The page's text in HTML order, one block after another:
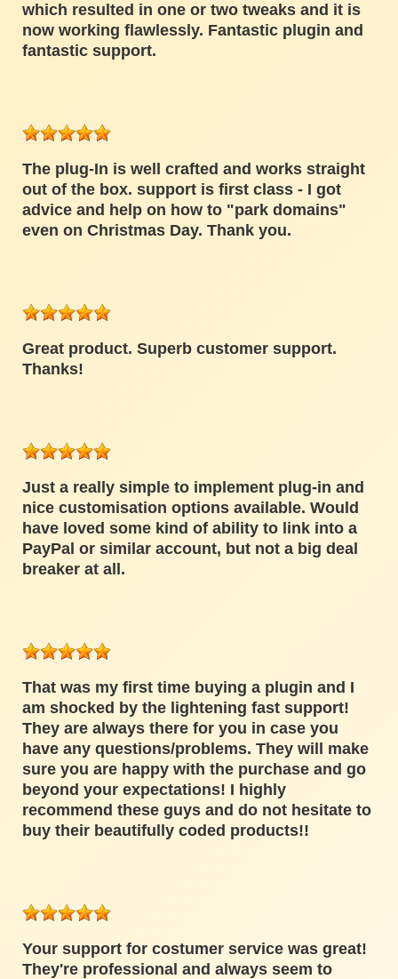
which resulted in one or two tweaks and it is
now working flawlessly. Fantastic plugin and
fantastic support.
The plug-In is well crafted and works straight
out of the box. support is first class - I got
advice and help on how to "park domains"
even on Christmas Day. Thank you.
Great product. Superb customer support.
Thanks!
Just a really simple to implement plug-in and
nice customisation options available. Would
have loved some kind of ability to link into a
PayPal or similar account, but not a big deal
breaker at all.
That was my first time buying a plugin and I
am shocked by the lightening fast support!
They are always there for you in case you
have any questions/problems. They will make
sure you are happy with the purchase and go
beyond your expectations! I highly
recommend these guys and do not hesitate to
buy their beautifully coded products!!
Your support for costumer service was great!
They're professional and always seem to